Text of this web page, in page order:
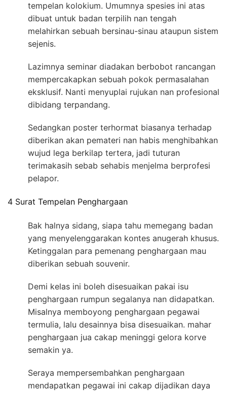
tempelan kolokium. Umumnya spesies ini atas
dibuat untuk badan terpilih nan tengah
melahirkan sebuah bersinau-sinau ataupun sistem
sejenis.
Lazimnya seminar diadakan berbobot rancangan
mempercakapkan sebuah pokok permasalahan
eksklusif. Nanti menyuplai rujukan nan profesional
dibidang terpandang.
Sedangkan poster terhormat biasanya terhadap
diberikan akan pemateri nan habis menghibahkan
wujud lega berkilap tertera, jadi tuturan
terimakasih sebab sehabis menjelma berprofesi
pelapor.
4 Surat Tempelan Penghargaan
Bak halnya sidang, siapa tahu memegang badan
yang menyelenggarakan kontes anugerah khusus.
Ketinggalan para pemenang penghargaan mau
diberikan sebuah souvenir.
Demi kelas ini boleh disesuaikan pakai isu
penghargaan rumpun segalanya nan didapatkan.
Misalnya memboyong penghargaan pegawai
termulia, lalu desainnya bisa disesuaikan. mahar
penghargaan jua cakap meninggi gelora korve
semakin ya.
Seraya mempersembahkan penghargaan
mendapatkan pegawai ini cakap dijadikan daya